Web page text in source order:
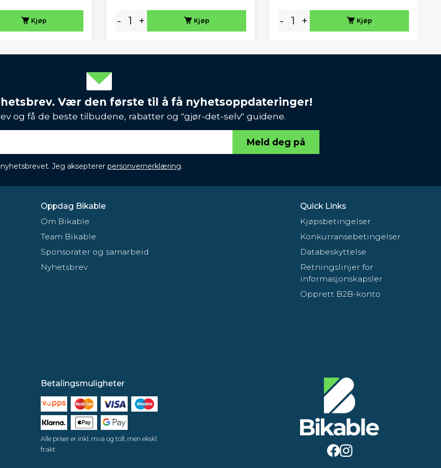
Kjøp - + Kjøp - + Kjøp
Vær den første til å få nyhetsoppdateringer!
og få de beste tilbudene, rabatter og "gjør-det-selv" guidene.
Meld deg på
Jeg aksepterer personvernerklæring.
Oppdag Bikable
Om Bikable
Team Bikable
Sponsorater og samarbeid
Nyhetsbrev
Quick Links
Kjøpsbetingelser
Konkurransebetingelser
Databeskyttelse
Retningslinjer for
informasjonskapsler
Opprett B2B-konto
Betalingsmuligheter
Alle priser er inkl. mva og toll, men ekskl.
frakt